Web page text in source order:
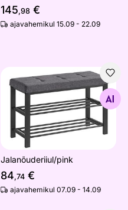
145,98 €
ajavahemikul 15.09 - 22.09
Jalanõuderiiul/pink
Otsi sarnaseid
Jalanõuderiiul/pink
84,74 €
ajavahemikul 07.09 - 14.09